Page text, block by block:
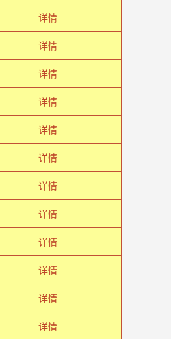
详情
详情
详情
详情
详情
详情
详情
详情
详情
详情
详情
详情